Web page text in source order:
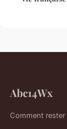
Abc14Wx
Comment